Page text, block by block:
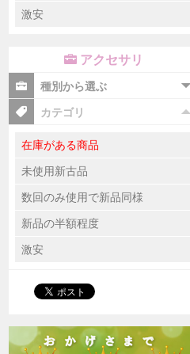
激安
アクセサリ
種別から選ぶ
カテゴリ
在庫がある商品
未使用新古品
数回のみ使用で新品同様
新品の半額程度
激安